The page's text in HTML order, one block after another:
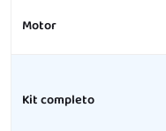
Motor
Kit completo